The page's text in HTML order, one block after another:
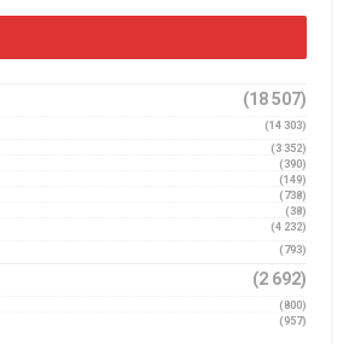
(18 507)
(14 303)
(3 352)
(390)
(149)
(738)
(38)
(4 232)
(793)
(2 692)
(800)
(957)